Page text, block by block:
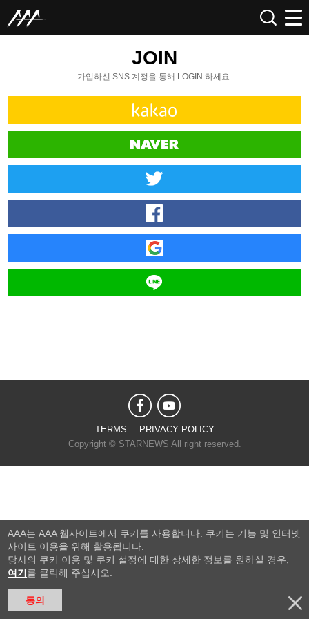
JOIN
가입하신 SNS 계정을 통해 LOGIN 하세요.
TERMS
PRIVACY POLICY
Copyright © STARNEWS All right reserved.
AAA는 AAA 웹사이트에서 쿠키를 사용합니다. 쿠키는 기능 및 인터넷
사이트 이용을 위해 활용됩니다.
당사의 쿠키 이용 및 쿠키 설정에 대한 상세한 정보를 원하실 경우,
여기 를 클릭해 주십시오.
동의